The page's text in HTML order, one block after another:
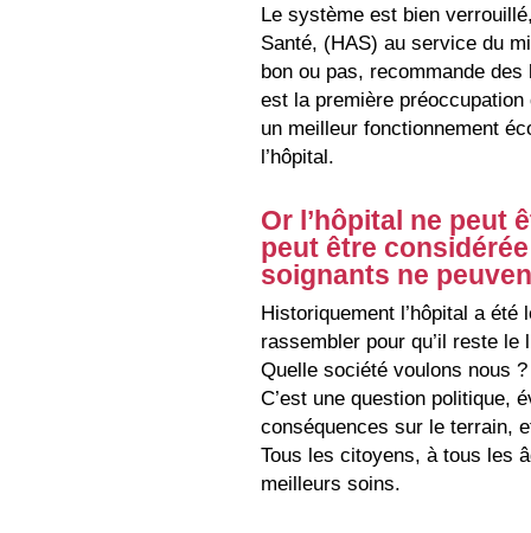
Le système est bien
Santé, (HAS) au service du
bon ou pas, recommande
est la première
un meilleur fonctionnement
l’hôpital.
Or l’hôpital ne peut
peut être
soignants ne
Historiquement l’hôpital a
rassembler pour qu’il reste le
Quelle société voulons nous ?
C’est une question politique,
conséquences sur le terrain,
Tous les citoyens, à tous les
meilleurs soins.